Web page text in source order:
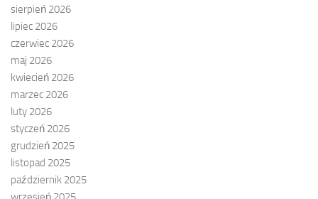
sierpień 2026
lipiec 2026
czerwiec 2026
maj 2026
kwiecień 2026
marzec 2026
luty 2026
styczeń 2026
grudzień 2025
listopad 2025
październik 2025